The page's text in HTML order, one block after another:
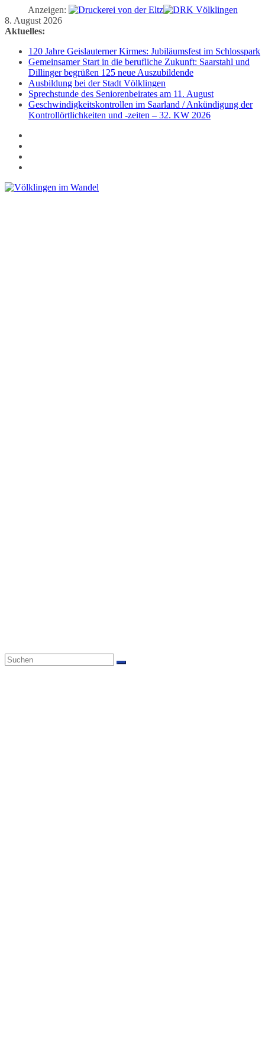
Anzeigen:
Zum
Inhalt
8. August 2026
Aktuelles:
120 Jahre Geislauterner Kirmes: Jubiläumsfest im Schlosspark
Gemeinsamer Start in die berufliche Zukunft: Saarstahl und
Dillinger begrüßen 125 neue Auszubildende
Ausbildung bei der Stadt Völklingen
Sprechstunde des Seniorenbeirates am 11. August
Geschwindigkeitskontrollen im Saarland / Ankündigung der
Kontrollörtlichkeiten und -zeiten – 32. KW 2026